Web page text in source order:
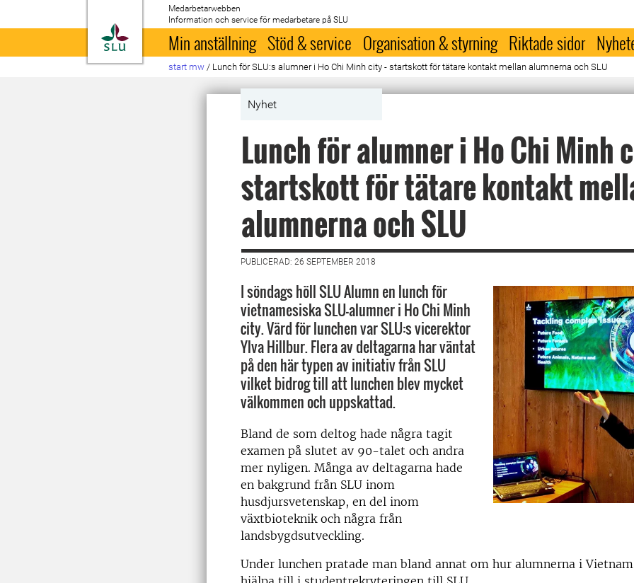
Till startsida
Medarbetarwebben
Information och service för medarbetare på SLU
Min anställning Stöd & service Organisation & styrning Riktade sidor
start mw / Lunch för SLU:s alumner i Ho Chi Minh city - startskott för tätare kontakt mellan alumnerna och SLU
Nyhet
Lunch för alumner i Ho Chi Minh
startskott för tätare kontakt
alumnerna och SLU
PUBLICERAD: 26 SEPTEMBER 2018
I söndags höll SLU Alumn en lunch för
vietnamesiska SLU-alumner i Ho Chi Minh
city. Värd för lunchen var SLU:s vicerektor
Ylva Hillbur. Flera av deltagarna har väntat
på den här typen av initiativ från SLU
vilket bidrog till att lunchen blev mycket
välkommen och uppskattad.
Bland de som deltog hade några tagit
examen på slutet av 90-talet och andra
mer nyligen. Många av deltagarna hade
en bakgrund från SLU inom
husdjursvetenskap, en del inom
växtbioteknik och några från
landsbygdsutveckling.
Under lunchen pratade man bland annat om hur alumnerna i